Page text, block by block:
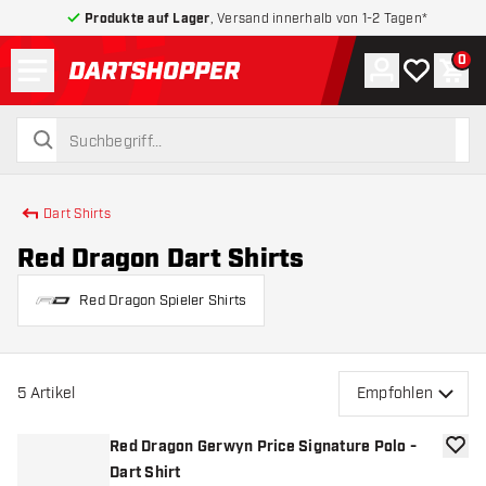
Produkte auf Lager , Versand innerhalb von 1-2 Tagen*
zurück zur Startseite
suchen
suchen
Konto
Meine 0
Dart Shirts
Red Dragon Dart Shirts
Red Dragon Spieler Shirts
5 Artikel Empfohlen
Red Dragon Gerwyn Price Signature Polo -
Dart Shirt
Zur